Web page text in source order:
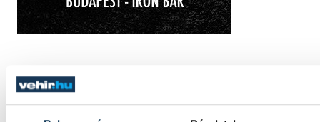
TOVÁBBI CIKKEK
VESZPRÉMFEST